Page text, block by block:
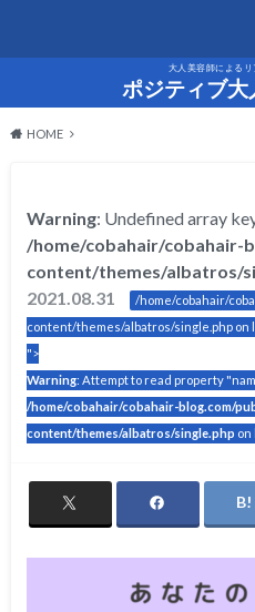
大人美容師による
ポジティブ
HOME
Warning: Undefined array
/home/cobahair/cobahair-
content/themes/albatros/
2021.08.31
/home/cobahair/
content/themes/albatros/single.php on
">
Warning: Attempt to read property
/home/cobahair/cobahair-blog.com/
content/themes/albatros/single.php on